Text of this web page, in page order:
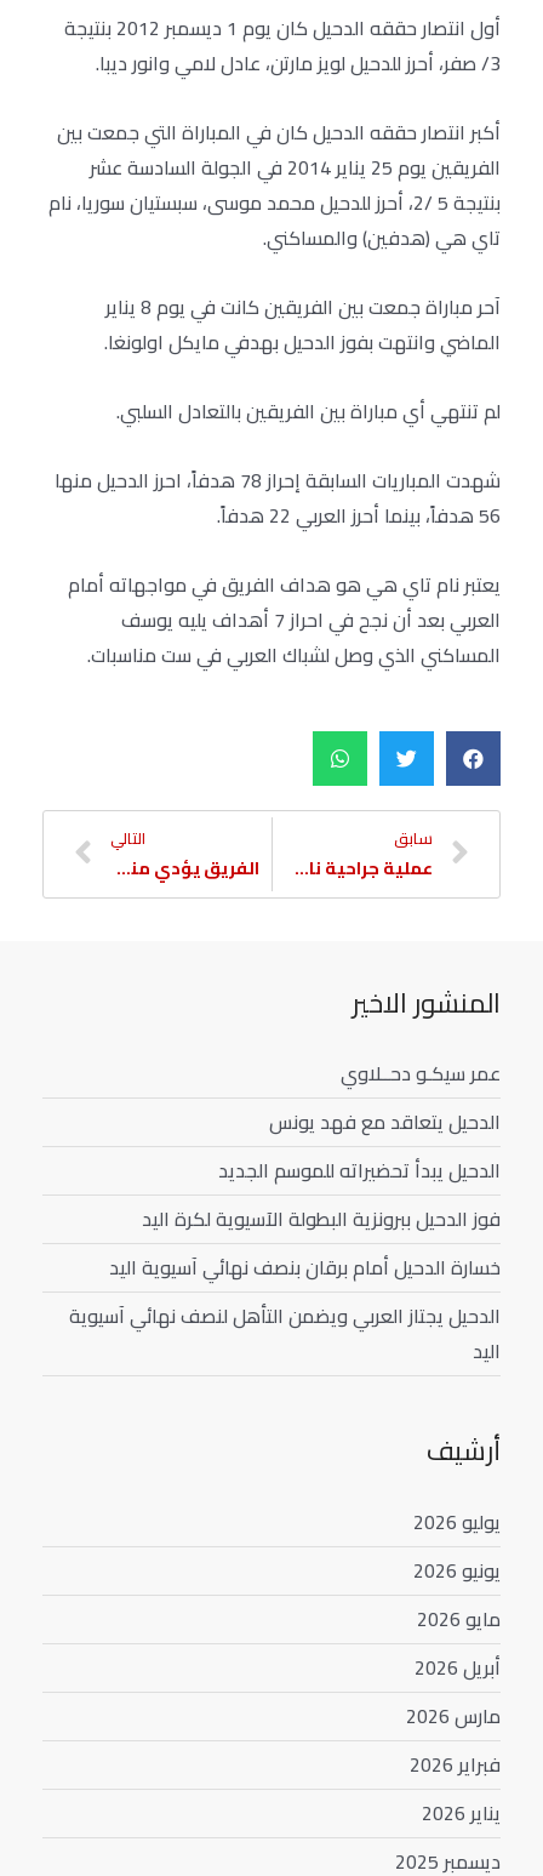
أول انتصار حققه الدحيل كان يوم 1 ديسمبر 2012 بنتيجة
3/ صفر، أحرز للدحيل لويز مارتن، عادل لامي وانور ديبا.
أكبر انتصار حققه الدحيل كان في المباراة التي جمعت بين
الفريقين يوم 25 يناير 2014 في الجولة السادسة عشر
بنتيجة 5 /2، أحرز للدحيل محمد موسى، سبستيان سوريا، نام
تاي هي (هدفين) والمساكني.
آحر مباراة جمعت بين الفريقين كانت في يوم 8 يناير
الماضي وانتهت بفوز الدحيل بهدفي مايكل اولونغا.
لم تنتهي أي مباراة بين الفريقين بالتعادل السلبي.
شهدت المباريات السابقة إحراز 78 هدفاً، احرز الدحيل منها
56 هدفاً، بينما أحرز العربي 22 هدفاً.
يعتبر نام تاي هي هو هداف الفريق في مواجهاته أمام
العربي بعد أن نجح في احراز 7 أهداف يليه يوسف
المساكني الذي وصل لشباك العربي في ست مناسبات.
سابق
عملية جراحية ناجحة للأحرق
التالي
الفريق يؤدي مناورته الرئيسية قبل مواجهة العربي
المنشور الاخير
عمر سيكـو دحــلاوي
الدحيل يتعاقد مع فهد يونس
الدحيل يبدأ تحضيراته للموسم الجديد
فوز الدحيل ببرونزية البطولة الآسيوية لكرة اليد
خسارة الدحيل أمام برقان بنصف نهائي آسيوية اليد
الدحيل يجتاز العربي ويضمن التأهل لنصف نهائي آسيوية
اليد
أرشيف
يوليو 2026
يونيو 2026
مايو 2026
أبريل 2026
مارس 2026
فبراير 2026
يناير 2026
ديسمبر 2025